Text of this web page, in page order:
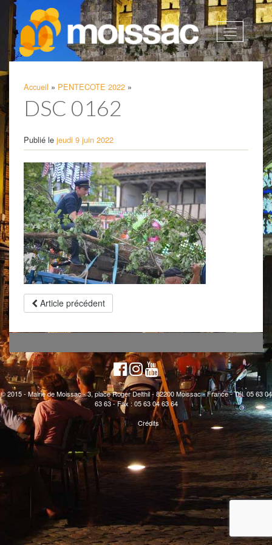
Afficher
la
Accueil » PENTECOTE 2022 »
DSC 0162
Publié le jeudi 9 juin 2022
Article précédent
© 2015 - Mairie de Moissac - 3, place Roger Delthil - 82200 Moissac - France - Tél. 05 63 04
63 63 - Fax : 05 63 04 63 64
Crédits